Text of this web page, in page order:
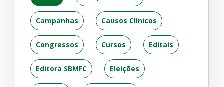
Campanhas Causos Clínicos
Congressos Cursos Editais
Editora SBMFC Eleições